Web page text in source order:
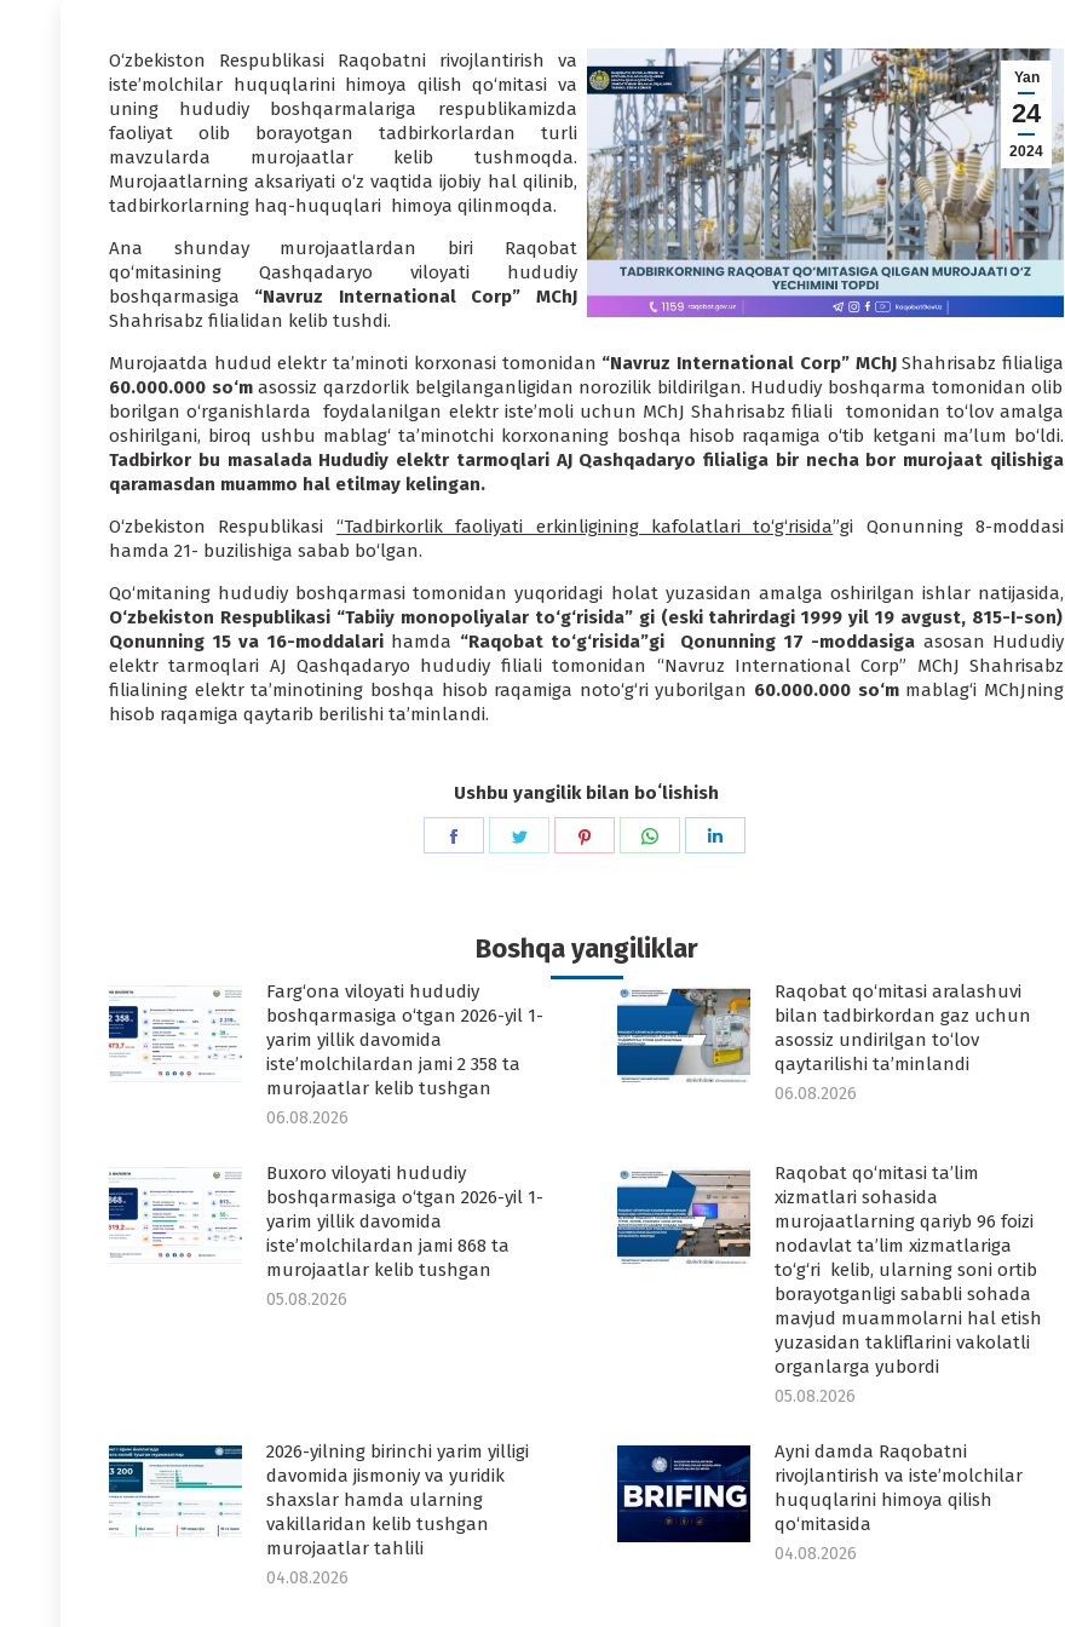
Yan
24
2024
O‘zbekiston Respublikasi Raqobatni rivojlantirish va
iste’molchilar huquqlarini himoya qilish qo‘mitasi va
uning hududiy boshqarmalariga respublikamizda
faoliyat olib borayotgan tadbirkorlardan turli
mavzularda murojaatlar kelib tushmoqda.
Murojaatlarning aksariyati o‘z vaqtida ijobiy hal qilinib,
tadbirkorlarning haq-huquqlari himoya qilinmoqda.
Ana shunday murojaatlardan biri Raqobat
qo‘mitasining Qashqadaryo viloyati hududiy
boshqarmasiga “Navruz International Corp” MChJ
Shahrisabz filialidan kelib tushdi.
Murojaatda hudud elektr ta’minoti korxonasi tomonidan “Navruz International Corp” MChJShahrisabz filialiga
60.000.000 so‘masossiz qarzdorlik belgilanganligidan norozilik bildirilgan. Hududiy boshqarma tomonidan olib
borilgan o‘rganishlarda foydalanilgan elektr iste’moli uchun MChJ Shahrisabz filiali tomonidan to‘lov amalga
oshirilgani, biroq ushbu mablag‘ ta’minotchi korxonaning boshqa hisob raqamiga o‘tib ketgani ma’lum bo‘ldi.
Tadbirkor bu masalada Hududiy elektr tarmoqlari AJ Qashqadaryo filialiga bir necha bor murojaat qilishiga
qaramasdan muammo hal etilmay kelingan.
O‘zbekiston Respublikasi “Tadbirkorlik faoliyati erkinligining kafolatlari to‘g‘risida”gi Qonunning 8-moddasi
hamda 21- buzilishiga sabab bo‘lgan.
Qo‘mitaning hududiy boshqarmasi tomonidan yuqoridagi holat yuzasidan amalga oshirilgan ishlar natijasida,
O‘zbekiston Respublikasi “Tabiiy monopoliyalar to‘g‘risida” gi (eski tahrirdagi 1999 yil 19 avgust, 815-I-son)
Qonunning 15 va 16-moddalarihamda “Raqobat to‘g‘risida”gi Qonunning 17 -moddasiga asosan Hududiy
elektr tarmoqlari AJ Qashqadaryo hududiy filiali tomonidan “Navruz International Corp” MChJ Shahrisabz
filialining elektr ta’minotining boshqa hisob raqamiga noto‘g‘ri yuborilgan 60.000.000 so‘mmablag‘i MChJning
hisob raqamiga qaytarib berilishi ta’minlandi.
Ushbu yangilik bilan boʻlishish
Share
Share
Share
Share
Boshqa yangiliklar
Farg‘ona viloyati hududiy
boshqarmasiga o‘tgan 2026-yil 1-
yarim yillik davomida
iste’molchilardan jami 2 358 ta
murojaatlar kelib tushgan
06.08.2026
Raqobat qo‘mitasi aralashuvi
bilan tadbirkordan gaz uchun
asossiz undirilgan to‘lov
qaytarilishi ta’minlandi
06.08.2026
Buxoro viloyati hududiy
boshqarmasiga o‘tgan 2026-yil 1-
yarim yillik davomida
iste’molchilardan jami 868 ta
murojaatlar kelib tushgan
05.08.2026
Raqobat qo‘mitasi ta’lim
xizmatlari sohasida
murojaatlarning qariyb 96 foizi
nodavlat ta’lim xizmatlariga
to‘g‘ri kelib, ularning soni ortib
borayotganligi sababli sohada
mavjud muammolarni hal etish
yuzasidan takliflarini vakolatli
organlarga yubordi
05.08.2026
2026-yilning birinchi yarim yilligi
davomida jismoniy va yuridik
shaxslar hamda ularning
vakillaridan kelib tushgan
murojaatlar tahlili
04.08.2026
Ayni damda Raqobatni
rivojlantirish va iste’molchilar
huquqlarini himoya qilish
qo‘mitasida
04.08.2026